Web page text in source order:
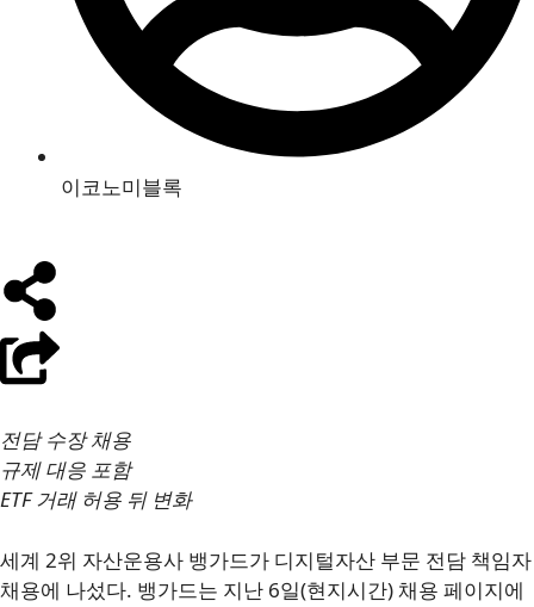
이코노미블록
전담 수장 채용
규제 대응 포함
ETF 거래 허용 뒤 변화
세계 2위 자산운용사 뱅가드가 디지털자산 부문 전담 책임자
채용에 나섰다. 뱅가드는 지난 6일(현지시간) 채용 페이지에